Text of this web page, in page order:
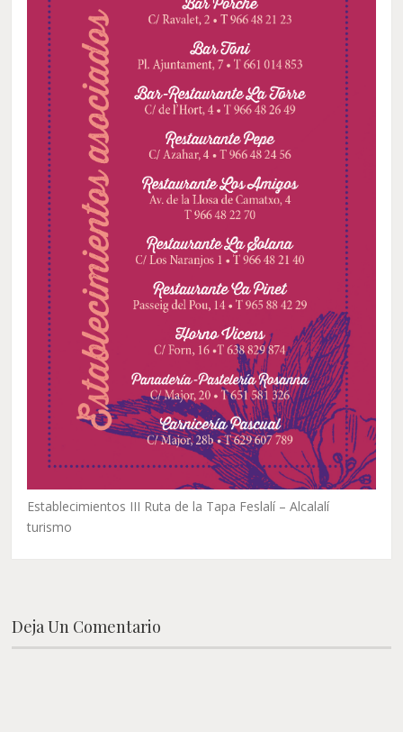
Establecimientos III Ruta de la Tapa Feslalí – Alcalalí
turismo
Deja Un Comentario